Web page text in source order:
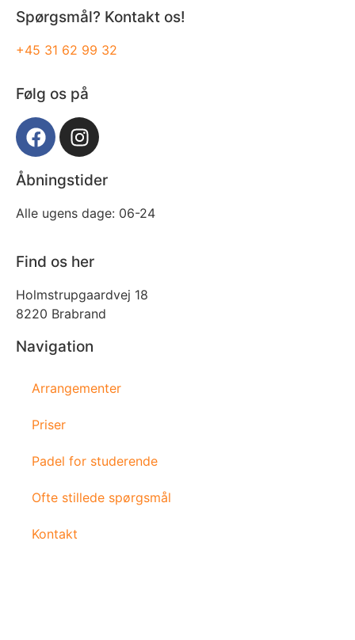
Spørgsmål? Kontakt os!
+45 31 62 99 32
Følg os på
Åbningstider
Alle ugens dage: 06-24
Find os her
Holmstrupgaardvej 18
8220 Brabrand
Navigation
Arrangementer
Priser
Padel for studerende
Ofte stillede spørgsmål
Kontakt